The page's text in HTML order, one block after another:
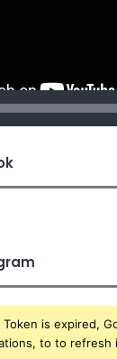
is expired,
to to refresh